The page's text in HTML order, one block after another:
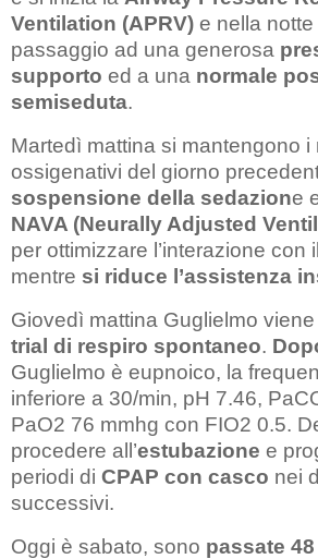
Ventilation (APRV) e nella notte
passaggio ad una generosa
supporto ed a una normale
semiseduta.
Martedì mattina si mantengono i
ossigenativi del giorno
sospensione della sedazione
NAVA (Neurally Adjusted
per ottimizzare l’interazione con
mentre si riduce l’assistenza
Giovedì mattina Guglielmo
trial di respiro spontaneo.
Guglielmo è eupnoico, la
inferiore a 30/min, pH 7.46,
PaO2 76 mmhg con FIO2 0.5.
procedere all’estubazione e
periodi di CPAP con casco nei
successivi.
Oggi è sabato, sono passate